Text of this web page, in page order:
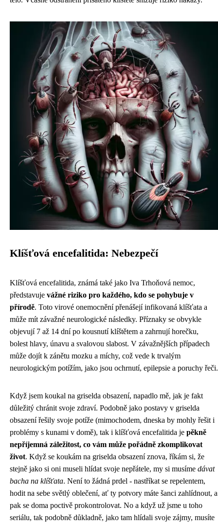
Klíšťová encefalitida: Nebezpečí
Klíšťová encefalitida, známá také jako Iva Trhoňová nemoc,
představuje vážné riziko pro každého, kdo se pohybuje v
přírodě. Toto virové onemocnění přenášejí infikovaná klíšťata a
může mít závažné neurologické následky. Příznaky se obvykle
objevují 7 až 14 dní po kousnutí klíštětem a zahrnují horečku,
bolest hlavy, únavu a svalovou slabost. V závažnějších případech
může dojít k zánětu mozku a míchy, což vede k trvalým
neurologickým potížím, jako jsou ochrnutí, epilepsie a poruchy řeči.
Když jsem koukal na griselda obsazení, napadlo mě, jak je fakt
důležitý chránit svoje zdraví. Podobně jako postavy v griselda
obsazení řešily svoje potíže (mimochodem, dneska by mohly řešit i
problémy s kunami v domě), tak i klíšťová encefalitida je pěkně
nepříjemná záležitost, co vám může pořádně zkomplikovat
život. Když se koukám na griselda obsazení znova, říkám si, že
stejně jako si oni museli hlídat svoje nepřátele, my si musíme dávat
bacha na klíšťata. Není to žádná prdel - nastříkat se repelentem,
hodit na sebe světlý oblečení, ať ty potvory máte šanci zahlídnout, a
pak se doma poctivě prokontrolovat. No a když už jsme u toho
seriálu, tak podobně důkladně, jako tam hlídali svoje zájmy, musíte